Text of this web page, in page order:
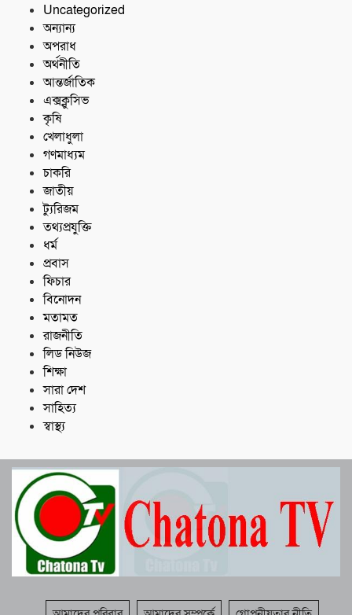
Uncategorized
অন্যান্য
অপরাধ
অর্থনীতি
আন্তর্জাতিক
এক্সক্লুসিভ
কৃষি
খেলাধুলা
গণমাধ্যম
চাকরি
জাতীয়
ট্যুরিজম
তথ্যপ্রযুক্তি
ধর্ম
প্রবাস
ফিচার
বিনোদন
মতামত
রাজনীতি
লিড নিউজ
শিক্ষা
সারা দেশ
সাহিত্য
স্বাস্থ্য